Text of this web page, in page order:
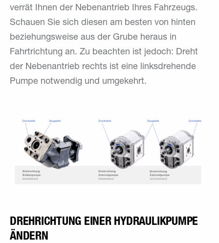
verrät Ihnen der Nebenantrieb Ihres Fahrzeugs.
Schauen Sie sich diesen am besten von hinten
beziehungsweise aus der Grube heraus in
Fahrtrichtung an. Zu beachten ist jedoch: Dreht
der Nebenantrieb rechts ist eine linksdrehende
Pumpe notwendig und umgekehrt.
DREHRICHTUNG EINER HYDRAULIKPUMPE
ÄNDERN